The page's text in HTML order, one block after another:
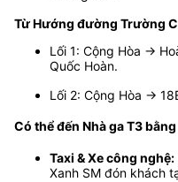
Từ Hướng đường Trường
Lối 1: Cộng Hòa →
Quốc Hoàn.
Lối 2: Cộng Hòa →
Có thể đến Nhà ga T3
Taxi & Xe công nghệ:
Xanh SM đón khách